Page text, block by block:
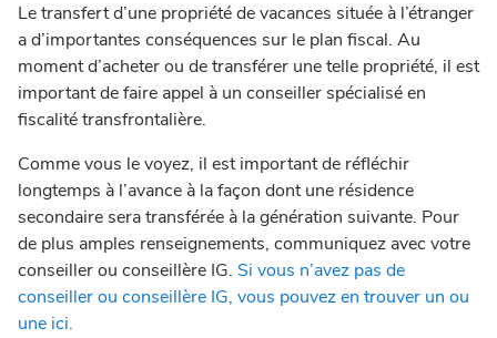
Le transfert d’une propriété de vacances située à l’étranger
a d’importantes conséquences sur le plan fiscal. Au
moment d’acheter ou de transférer une telle propriété, il est
important de faire appel à un conseiller spécialisé en
fiscalité transfrontalière.
Comme vous le voyez, il est important de réfléchir
longtemps à l’avance à la façon dont une résidence
secondaire sera transférée à la génération suivante. Pour
de plus amples renseignements, communiquez avec votre
conseiller ou conseillère IG. Si vous n’avez pas de
conseiller ou conseillère IG, vous pouvez en trouver un ou
une ici.